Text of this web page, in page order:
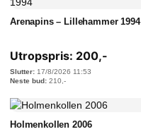
Arenapins – Lillehammer 1994
Utropspris: 200,-
17/8/2026 11:53
210 ,-
Holmenkollen 2006